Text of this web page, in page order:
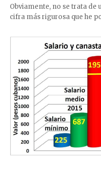
Obviamente, no se trata de
cifra más rigurosa que he